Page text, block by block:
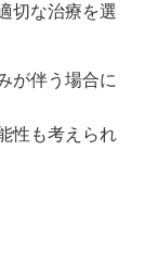
切な治療を選
が伴う場合に
性も考えられ